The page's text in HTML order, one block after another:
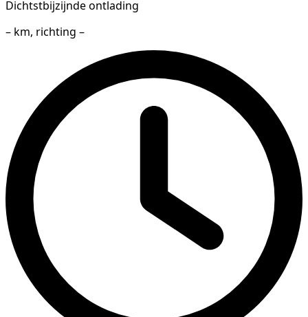
Dichtstbijzijnde ontlading
– km, richting –